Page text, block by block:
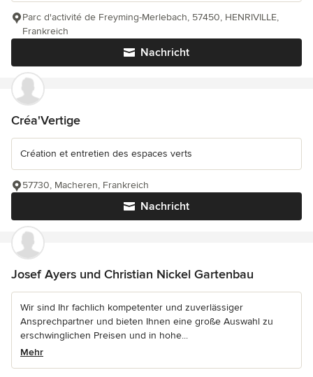
Nachricht
Parc d'activité de Freyming-Merlebach, 57450, HENRIVILLE,
Frankreich
Créa'Vertige
Création et entretien des espaces verts
Nachricht
57730, Macheren, Frankreich
Josef Ayers und Christian Nickel Gartenbau
Wir sind Ihr fachlich kompetenter und zuverlässiger
Ansprechpartner und bieten Ihnen eine große Auswahl zu
erschwinglichen Preisen und in hohe...
Mehr